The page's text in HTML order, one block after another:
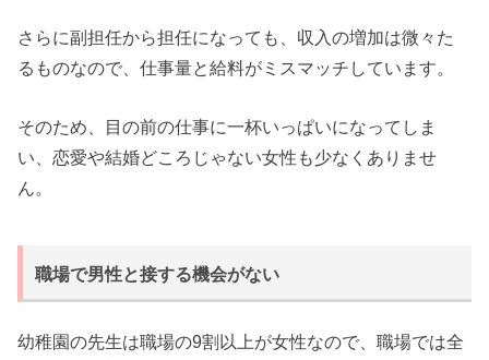
さらに副担任から担任になっても、収入の増加は微々た
るものなので、仕事量と給料がミスマッチしています。
そのため、目の前の仕事に一杯いっぱいになってしま
い、恋愛や結婚どころじゃない女性も少なくありませ
ん。
職場で男性と接する機会がない
幼稚園の先生は職場の9割以上が女性なので、職場では全